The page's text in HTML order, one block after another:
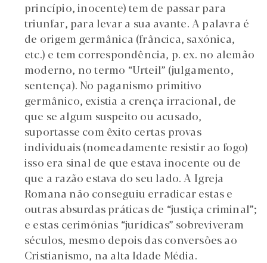
princípio, inocente) tem de passar para
triunfar, para levar a sua avante. A palavra é
de origem germânica (frâncica, saxónica,
etc.) e tem correspondência, p. ex. no alemão
moderno, no termo “Urteil” (julgamento,
sentença). No paganismo primitivo
germânico, existia a crença irracional, de
que se algum suspeito ou acusado,
suportasse com êxito certas provas
individuais (nomeadamente resistir ao fogo)
isso era sinal de que estava inocente ou de
que a razão estava do seu lado. A Igreja
Romana não conseguiu erradicar estas e
outras absurdas práticas de “justiça criminal”;
e estas cerimónias “jurídicas” sobreviveram
séculos, mesmo depois das conversões ao
Cristianismo, na alta Idade Média.